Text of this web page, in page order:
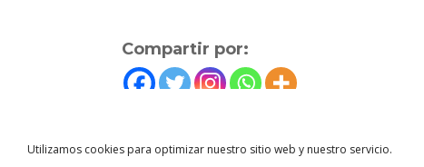
Utilizamos cookies para optimizar nuestro sitio web y nuestro servicio.
Compartir por: